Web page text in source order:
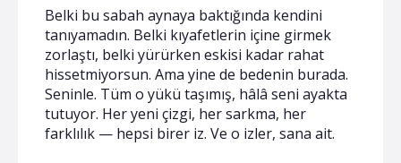
Belki bu sabah aynaya baktığında kendini
tanıyamadın. Belki kıyafetlerin içine girmek
zorlaştı, belki yürürken eskisi kadar rahat
hissetmiyorsun. Ama yine de bedenin burada.
Seninle. Tüm o yükü taşımış, hâlâ seni ayakta
tutuyor. Her yeni çizgi, her sarkma, her
farklılık — hepsi birer iz. Ve o izler, sana ait.